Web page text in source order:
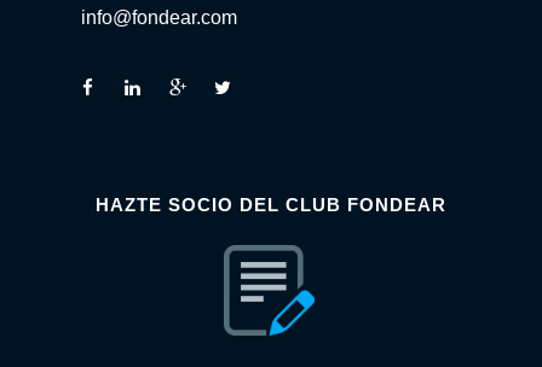
info@fondear.com
HAZTE SOCIO DEL CLUB FONDEAR